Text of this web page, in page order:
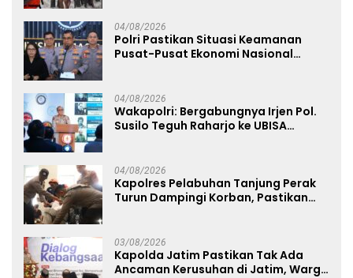
04/08/2026
Polri Pastikan Situasi Keamanan
Pusat-Pusat Ekonomi Nasional
04/08/2026
Wakapolri: Bergabungnya Irjen Pol.
Susilo Teguh Raharjo ke UBISA
04/08/2026
Kapolres Pelabuhan Tanjung Perak
Turun Dampingi Korban, Pastikan
03/08/2026
Kapolda Jatim Pastikan Tak Ada
Ancaman Kerusuhan di Jatim, Warga